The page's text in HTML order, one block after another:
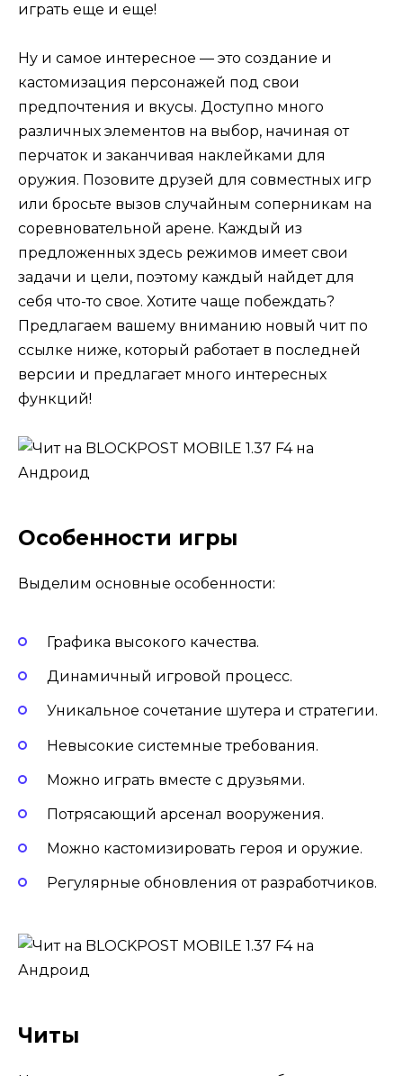
играть еще и еще!
Ну и самое интересное — это создание и
кастомизация персонажей под свои
предпочтения и вкусы. Доступно много
различных элементов на выбор, начиная от
перчаток и заканчивая наклейками для
оружия. Позовите друзей для совместных игр
или бросьте вызов случайным соперникам на
соревновательной арене. Каждый из
предложенных здесь режимов имеет свои
задачи и цели, поэтому каждый найдет для
себя что-то свое. Хотите чаще побеждать?
Предлагаем вашему вниманию новый чит по
ссылке ниже, который работает в последней
версии и предлагает много интересных
функций!
Особенности игры
Выделим основные особенности:
Графика высокого качества.
Динамичный игровой процесс.
Уникальное сочетание шутера и стратегии.
Невысокие системные требования.
Можно играть вместе с друзьями.
Потрясающий арсенал вооружения.
Можно кастомизировать героя и оружие.
Регулярные обновления от разработчиков.
Читы